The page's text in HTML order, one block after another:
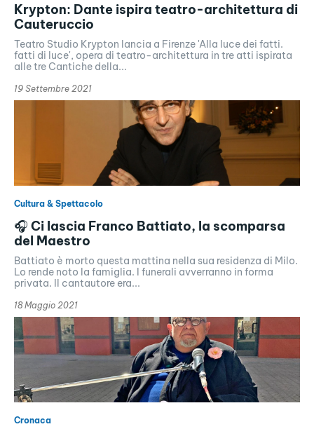
Krypton: Dante ispira teatro-architettura di
Cauteruccio
Teatro Studio Krypton lancia a Firenze 'Alla luce dei fatti.
fatti di luce', opera di teatro-architettura in tre atti ispirata
alle tre Cantiche della...
19 Settembre 2021
Cultura & Spettacolo
🎧 Ci lascia Franco Battiato, la scomparsa
del Maestro
Battiato è morto questa mattina nella sua residenza di Milo.
Lo rende noto la famiglia. I funerali avverranno in forma
privata. Il cantautore era...
18 Maggio 2021
Cronaca